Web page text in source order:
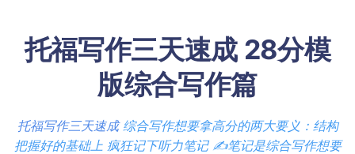
托福写作三天速成 28分模
版综合写作篇
托福写作三天速成综合写作想要拿高分的两大要义：结构
把握好的基础上 疯狂记下听力笔记 ✍️笔记是综合写作想要